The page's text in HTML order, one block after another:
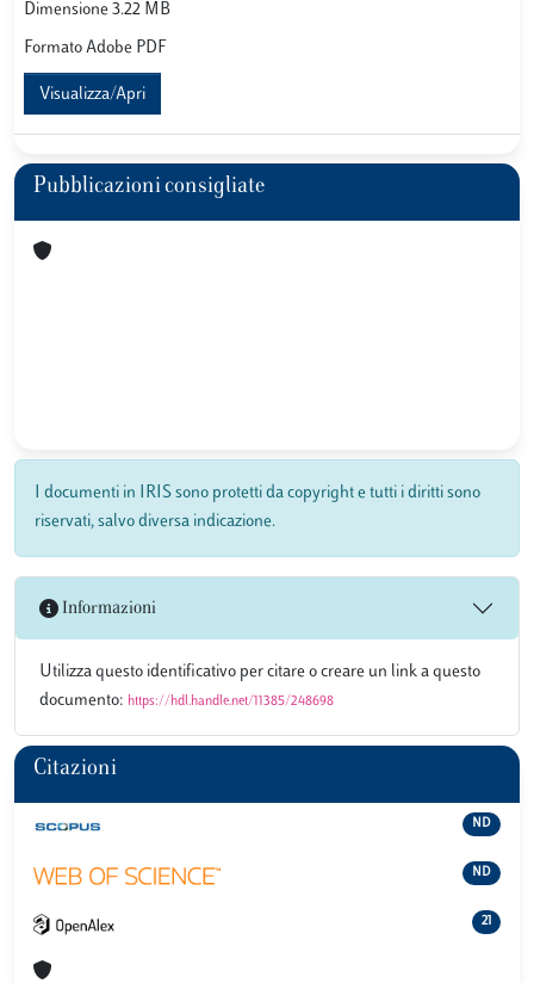
Dimensione 3.22 MB
Formato Adobe PDF
Visualizza/Apri
Pubblicazioni consigliate
I documenti in IRIS sono protetti da copyright e tutti i diritti sono
riservati, salvo diversa indicazione.
Informazioni
Utilizza questo identificativo per citare o creare un link a questo
documento: https://hdl.handle.net/11385/248698
Citazioni
ND
ND
21